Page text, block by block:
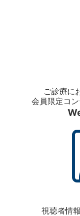
ご診療に
会員限定コ
視聴者情